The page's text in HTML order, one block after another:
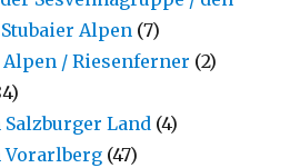
Alpen (7)
/ Riesenferner (2)
Land (4)
Vorarlberg (47)